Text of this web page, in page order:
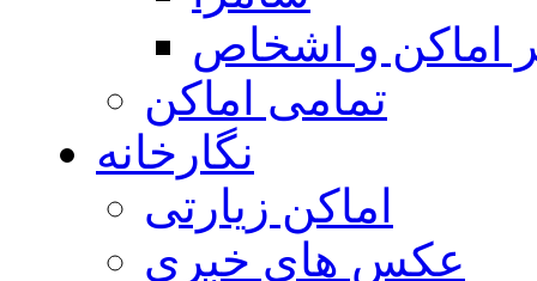
اماكن و اشخاص
تمامی اماکن
نگارخانه
اماکن زیارتی
عکس های خبری